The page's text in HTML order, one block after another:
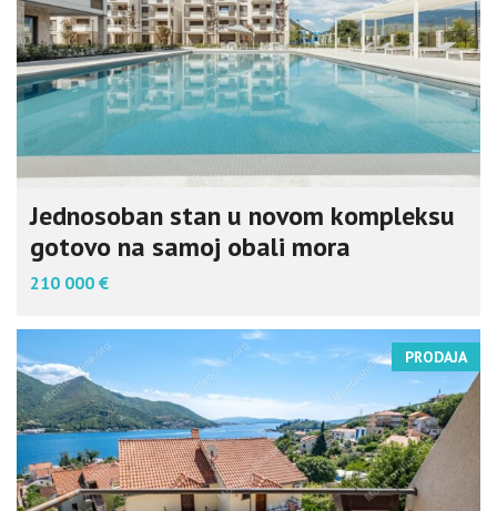
Jednosoban stan u novom kompleksu
gotovo na samoj obali mora
210 000 €
PRODAJA